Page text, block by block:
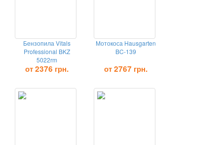
Бензопила Vitals
Professional BKZ
5022rm
от 2376 грн.
Мотокоса Hausgarten
BC-139
от 2767 грн.